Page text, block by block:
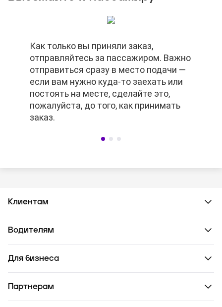
Нельзя просить пассажира отменить
заказ.
Как только вы приняли заказ,
отправляйтесь за пассажиром. Важно
отправиться сразу в место подачи —
если вам нужно куда-то заехать или
постоять на месте, сделайте это,
пожалуйста, до того, как принимать
заказ.
Когда доберётесь до нужного адреса,
нажимайте кнопку «На месте». В этот
момент вы действительно должны
быть на месте. Если нажмёте кнопку
заранее, то платное ожидание не
сработает.
Нельзя просить пассажира отменить
заказ.
Как только вы приняли заказ,
отправляйтесь за пассажиром. Важно
отправиться сразу в место подачи —
если вам нужно куда-то заехать или
постоять на месте, сделайте это,
пожалуйста, до того, как принимать
заказ.
Клиентам
Водителям
Для бизнеса
Партнерам